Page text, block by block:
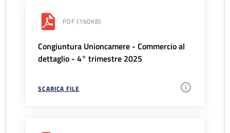
PDF (160KB)
Congiuntura Unioncamere - Commercio al
dettaglio - 4° trimestre 2025
SCARICA FILE